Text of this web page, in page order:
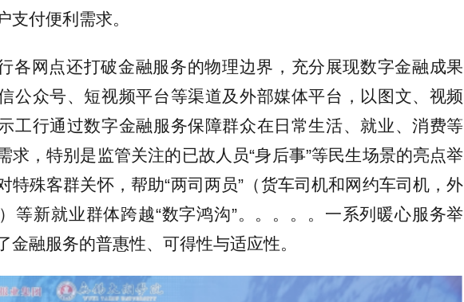
支付便利需求。
各网点还打破金融服务的物理边界，充分展现数字金融成果
公众号、短视频平台等渠道及外部媒体平台，以图文、视频
工行通过数字金融服务保障群众在日常生活、就业、消费等
求，特别是监管关注的已故人员“身后事”等民生场景的亮点举
特殊客群关怀，帮助“两司两员”（货车司机和网约车司机，外
等新就业群体跨越“数字鸿沟”。。。。。一系列暖心服务举
金融服务的普惠性、可得性与适应性。